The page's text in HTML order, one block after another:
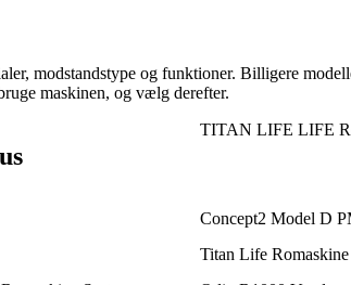
modstandstype og funktioner. Billigere
maskinen, og vælg derefter.
TITAN LIFE LIFE
Concept2 Model D
Titan Life